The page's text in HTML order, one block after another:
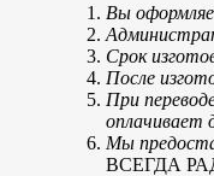
Вы
Срок
После
При
оплачивает
Мы
ВСЕГДА